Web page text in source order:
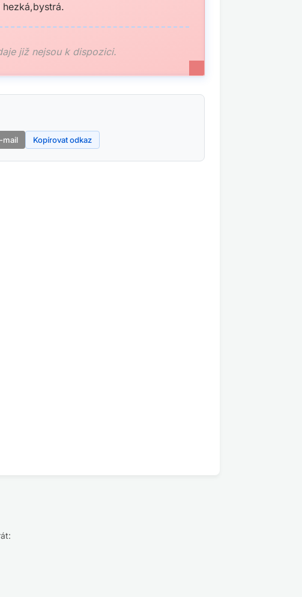
již nejsou k dispozici.
mail Kopírovat odkaz